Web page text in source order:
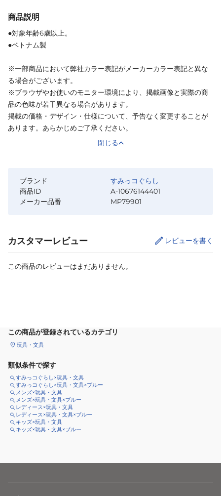
商品説明
●対象年齢6歳以上。
●ベトナム製
※一部商品において弊社カラー表記がメーカーカラー表記と異な
る場合がございます。
※ブラウザやお使いのモニター環境により、掲載画像と実際の商
品の色味が若干異なる場合があります。
掲載の価格・デザイン・仕様について、予告なく変更することが
あります。あらかじめご了承ください。
閉じる
ブランド
すみっコぐらし
商品ID
A-10676144401
メーカー品番
MP79901
カスタマーレビュー レビューを書く
この商品のレビューはまだありません。
この商品が登録されているカテゴリ
玩具・文具
類似条件で探す
すみっコぐらし×玩具・文具
すみっコぐらし×玩具・文具×ブルー
メンズ×玩具・文具
メンズ×玩具・文具×ブルー
レディース×玩具・文具
レディース×玩具・文具×ブルー
キッズ×玩具・文具
キッズ×玩具・文具×ブルー